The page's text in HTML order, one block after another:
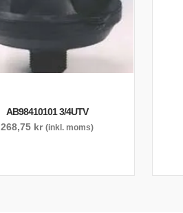
AB98410101 3/4UTV
268,75 kr (inkl. moms)